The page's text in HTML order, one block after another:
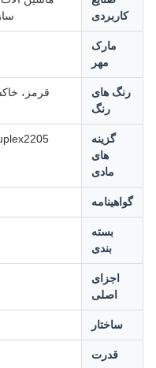
کاربردی
سازی،
رنگ های
قرمز،
اجزای
ساختار
قدرت